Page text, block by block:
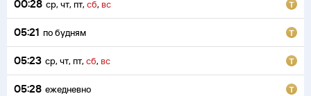
00:28 ср, чт, пт, сб, вс
05:21 по будням
05:23 ср, чт, пт, сб, вс
05:28 ежедневно